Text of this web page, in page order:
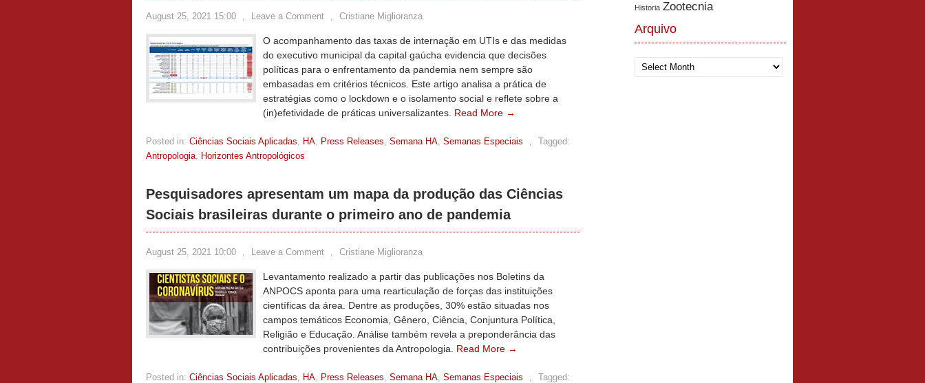
August 25, 2021 15:00 , Leave a Comment , Cristiane Miglioranza
O acompanhamento das taxas de internação em UTIs e das medidas
do executivo municipal da capital gaúcha evidencia que decisões
políticas para o enfrentamento da pandemia nem sempre são
embasadas em critérios técnicos. Este artigo analisa a prática de
estratégias como o lockdown e o isolamento social e reflete sobre a
(in)efetividade de práticas universalizantes. Read More →
Posted in: Ciências Sociais Aplicadas, HA, Press Releases, Semana HA, Semanas Especiais ,
Tagged:
Antropologia, Horizontes Antropológicos
Pesquisadores apresentam um mapa da produção das Ciências
Sociais brasileiras durante o primeiro ano de pandemia
August 25, 2021 10:00 , Leave a Comment , Cristiane Miglioranza
Levantamento realizado a partir das publicações nos Boletins da
ANPOCS aponta para uma rearticulação de forças das instituições
científicas da área. Dentre as produções, 30% estão situadas nos
campos temáticos Economia, Gênero, Ciência, Conjuntura Política,
Religião e Educação. Análise também revela a preponderância das
contribuições provenientes da Antropologia. Read More →
Posted in: Ciências Sociais Aplicadas, HA, Press Releases, Semana HA, Semanas Especiais ,
Tagged:
Historia Zootecnia
Arquivo
Arquivo